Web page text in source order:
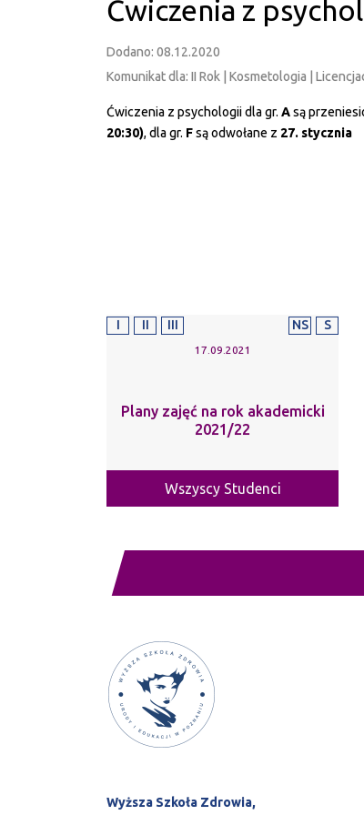
Ćwiczenia z
Dodano: 08.12.2020
Komunikat dla: II Rok | Kosmetologia |
Ćwiczenia z psychologii dla gr. Asą
20:30), dla gr. Fsą odwołane z 27. stycznia
I II III NS S
17.09.2021
Plany zajęć na rok akademicki
2021/22
Wszyscy Studenci
Wyższa Szkoła Zdrowia,